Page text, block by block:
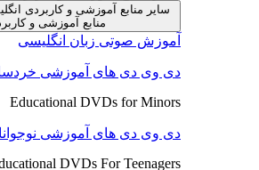
سایر منابع آموزشی و کاربردی
منابع آموزشی و
آموزش صوتی زبان انگلیسی
دی وی دی های آموزشی
Educational DVDs for Minors
دی وی دی های آموزشی
DVDs For Teenagers